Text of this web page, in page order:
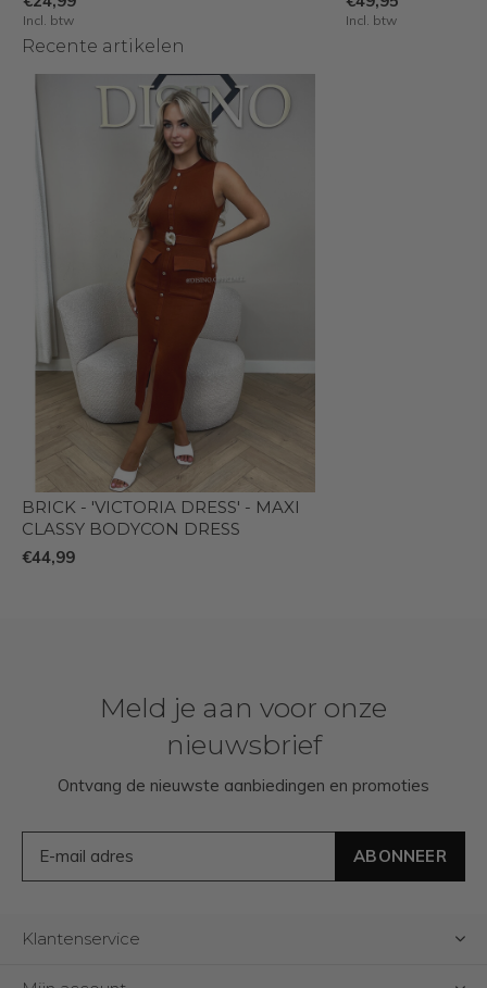
Incl. btw Incl. btw
Recente artikelen
BRICK - 'VICTORIA DRESS' - MAXI
CLASSY BODYCON DRESS
€44,99
Meld je aan voor onze
nieuwsbrief
Ontvang de nieuwste aanbiedingen en promoties
ABONNEER
Klantenservice